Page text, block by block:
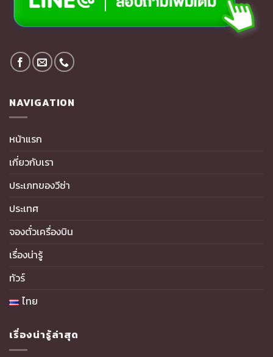
NAVIGATION
หน้าแรก
เกี่ยวกับเรา
ประเภทของวีซ่า
ประเทศ
จองตั๋วเครื่องบิน
เรื่องน่ารู้
ทัวร์
ไทย
เรื่องน่ารู้ล่าสุด